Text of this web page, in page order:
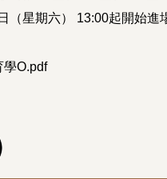
（星期六） 13:00起開始進
學O.pdf